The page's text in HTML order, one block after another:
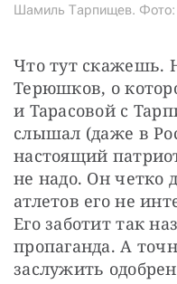
Шамиль Тарпищев.
Что тут скажешь.
Терюшков, о
и Тарасовой с
слышал (даже в
настоящий
не надо. Он четко
атлетов его не
Его заботит так
пропаганда. А
заслужить